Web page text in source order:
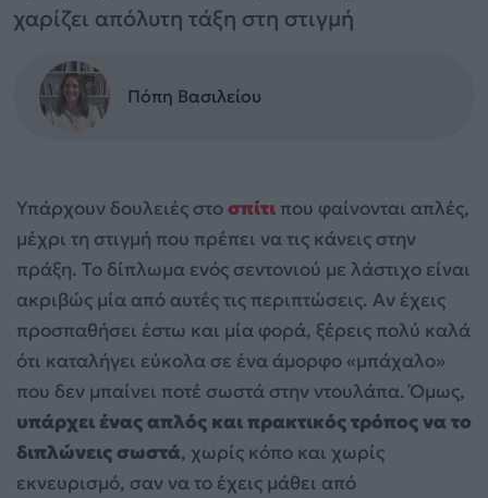
χαρίζει απόλυτη τάξη στη στιγμή
Πόπη Βασιλείου
Υπάρχουν δουλειές στοσπίτι που φαίνονται απλές,
μέχρι τη στιγμή που πρέπει να τις κάνεις στην
πράξη. Το δίπλωμα ενός σεντονιού με λάστιχο είναι
ακριβώς μία από αυτές τις περιπτώσεις. Αν έχεις
προσπαθήσει έστω και μία φορά, ξέρεις πολύ καλά
ότι καταλήγει εύκολα σε ένα άμορφο «μπάχαλο»
που δεν μπαίνει ποτέ σωστά στην ντουλάπα. Όμως,
υπάρχει ένας απλός και πρακτικός τρόπος να το
διπλώνεις σωστά, χωρίς κόπο και χωρίς
εκνευρισμό, σαν να το έχεις μάθει από